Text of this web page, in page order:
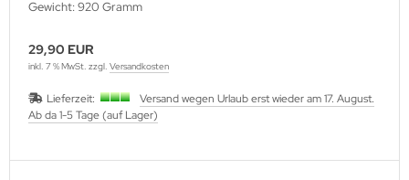
Gewicht: 920 Gramm
29,90 EUR
inkl. 7 % MwSt. zzgl. Versandkosten
Lieferzeit:
Versand wegen Urlaub erst wieder am 17. August.
Ab da 1-5 Tage (auf Lager)